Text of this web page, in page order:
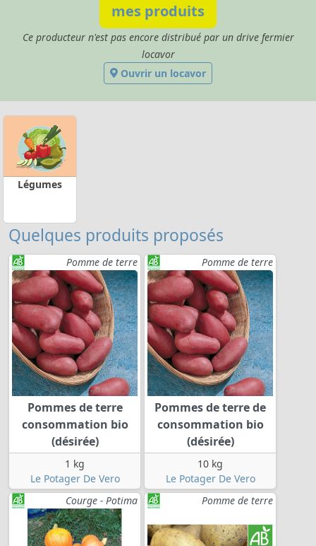
mes produits
Ce producteur n'est pas encore distribué par un drive fermier
locavor
Ouvrir un locavor
Légumes
Quelques produits proposés
Pomme de terre
Pommes de terre
consommation bio
(désirée)
1 kg
Le Potager De Vero
Pomme de terre
Pommes de terre de
consommation bio
(désirée)
10 kg
Le Potager De Vero
Courge - Potima
Pomme de terre